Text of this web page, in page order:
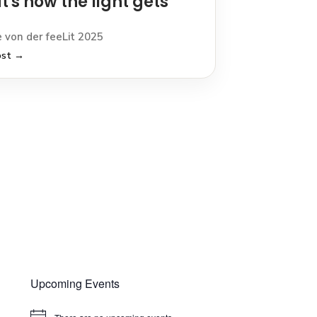
von der feeLit 2025
→
Upcoming Events